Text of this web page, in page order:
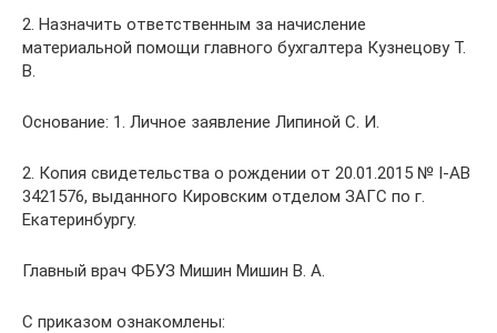
2. Назначить ответственным за начисление
материальной помощи главного бухгалтера Кузнецову Т.
В.
Основание: 1. Личное заявление Липиной С. И.
2. Копия свидетельства о рождении от 20.01.2015 № I-АВ
3421576, выданного Кировским отделом ЗАГС по г.
Екатеринбургу.
Главный врач ФБУЗ Мишин Мишин В. А.
С приказом ознакомлены: